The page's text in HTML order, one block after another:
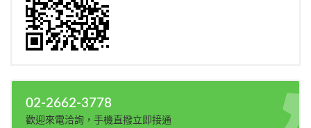
02-2662-3778
歡迎來電洽詢，手機直撥立即接通